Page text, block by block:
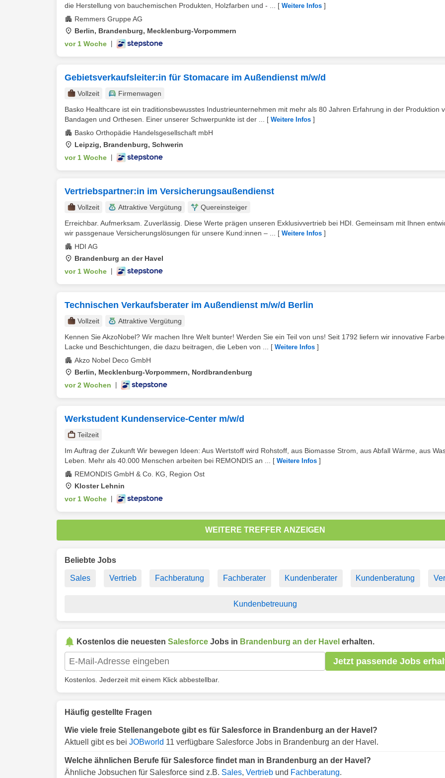
die Herstellung von bauchemischen Produkten, Holzfarben und - ...
[ Weitere Infos ]
Remmers Gruppe AG
Berlin, Brandenburg, Mecklenburg-Vorpommern
vor 1 Woche
Gebietsverkaufsleiter:in für Stomacare im Außendienst m/w/d
Vollzeit
Firmenwagen
Basko Healthcare ist ein traditionsbewusstes Industrieunternehmen mit mehr als 80 Jahren Erfahrung in der Produktion
Bandagen und Orthesen. Einer unserer Schwerpunkte ist der ...
[ Weitere Infos ]
Basko Orthopädie Handelsgesellschaft mbH
Leipzig, Brandenburg, Schwerin
vor 1 Woche
Vertriebspartner:in im Versicherungsaußendienst
Vollzeit Attraktive Vergütung
Quereinsteiger
Erreichbar. Aufmerksam. Zuverlässig. Diese Werte prägen unseren Exklusivvertrieb bei HDI. Gemeinsam mit Ihnen
wir passgenaue Versicherungslösungen für unsere Kund:innen – ...
[ Weitere Infos ]
HDI AG
Brandenburg an der Havel
vor 1 Woche
Technischen Verkaufsberater im Außendienst m/w/d Berlin
Vollzeit
Attraktive Vergütung
Kennen Sie AkzoNobel? Wir machen Ihre Welt bunter! Werden Sie ein Teil von uns! Seit 1792 liefern wir innovative
Lacke und Beschichtungen, die dazu beitragen, die Leben von ...
[ Weitere Infos ]
Akzo Nobel Deco GmbH
Berlin, Mecklenburg-Vorpommern, Nordbrandenburg
vor 2 Wochen
Werkstudent Kundenservice-Center m/w/d
Teilzeit
Im Auftrag der Zukunft Wir bewegen Ideen: Aus Wertstoff wird Rohstoff, aus Biomasse Strom, aus Abfall Wärme, aus
Leben. Mehr als 40.000 Menschen arbeiten bei REMONDIS an ...
[ Weitere Infos ]
REMONDIS GmbH & Co. KG, Region Ost
Kloster Lehnin
vor 1 Woche
WEITERE TREFFER ANZEIGEN
Beliebte Jobs
Sales Vertrieb Fachberatung Fachberater Kundenberater Kundenberatung
Kundenbetreuung
Kostenlos die neuesten Salesforce Jobs in Brandenburg an der Havel erhalten.
Jetzt passende Jobs
Kostenlos. Jederzeit mit einem Klick abbestellbar.
Häufig gestellte Fragen
Wie viele freie Stellenangebote gibt es für Salesforce in Brandenburg an der Havel?
Aktuell gibt es bei JOBworld 11 verfügbare Salesforce Jobs in Brandenburg an der Havel.
Welche ähnlichen Berufe für Salesforce findet man in Brandenburg an der Havel?
Ähnliche Jobsuchen für Salesforce sind z.B. Sales, Vertrieb und Fachberatung.